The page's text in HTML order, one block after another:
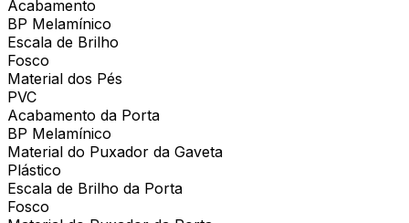
Acabamento
BP Melamínico
Escala de Brilho
Fosco
Material dos Pés
PVC
Acabamento da Porta
BP Melamínico
Material do Puxador da Gaveta
Plástico
Escala de Brilho da Porta
Fosco